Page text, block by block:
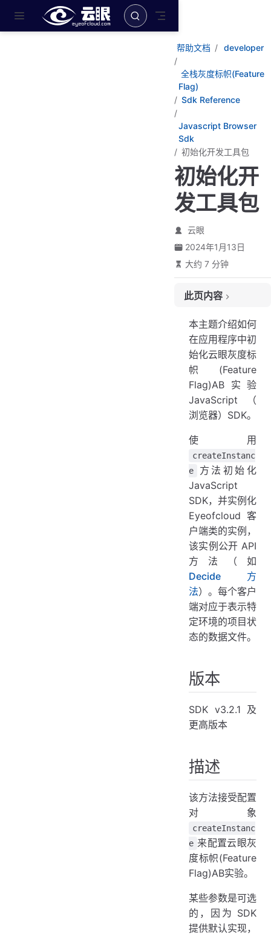
跳至主要內容
帮助文档 developer
全栈灰度标帜(Feature
Flag)
Sdk Reference
Javascript Browser
Sdk
初始化开发工具包
初始化开
发工具包
云眼
2024年1月13日
大约 7 分钟
此页内容
描述
参数
返回
例子
使用数据文件实例化
就绪详细信息
设置回退数据文件
本主题介绍如何
在应用程序中初
始化云眼灰度标
帜(Feature
Flag)AB实验
JavaScript（
浏览器）SDK。
使用
createInstanc
e
方法初始化
JavaScript
SDK，并实例化
Eyeofcloud 客
户端类的实例，
该实例公开 API
方法（如
Decide 方
法）。每个客户
端对应于表示特
定环境的项目状
态的数据文件。
版本
SDK v3.2.1 及
更高版本
描述
该方法接受配置
对象
createInstanc
e 来配置云眼灰
度标帜(Feature
Flag)AB实验。
某些参数是可选
的，因为 SDK
提供默认实现，